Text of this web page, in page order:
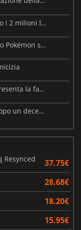
Resident Evil: Veronica ha già superato i 2 milioni liste dei desideri
Beast of Reincarnation: lo studio dietro Pokémon su una nuova strada
Warhammer 40.000: Dawn of War 4 presenta la fazione dei Necron
Forsaken Realms: Vahrin's Call esce dopo un decennio di sviluppo
Resynced
37.75€
28.68€
18.20€
15.95€